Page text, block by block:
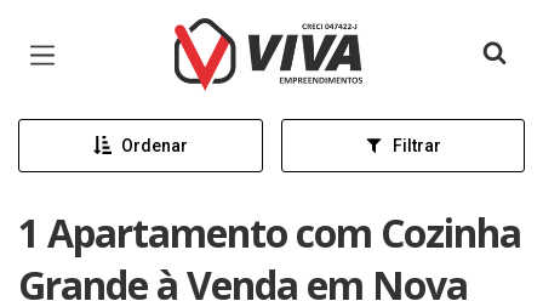
Página inicial
Ordenar Filtrar
1 Apartamento com Cozinha
Grande à Venda em Nova